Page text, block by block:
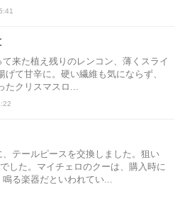
来た植え残りのレンコン、薄くスライ
て甘辛に。硬い繊維も気にならず、
たクリスマスロ...
テールピースを交換しました。狙い
した。マイチェロのクーは、購入時に
る楽器だといわれてい...